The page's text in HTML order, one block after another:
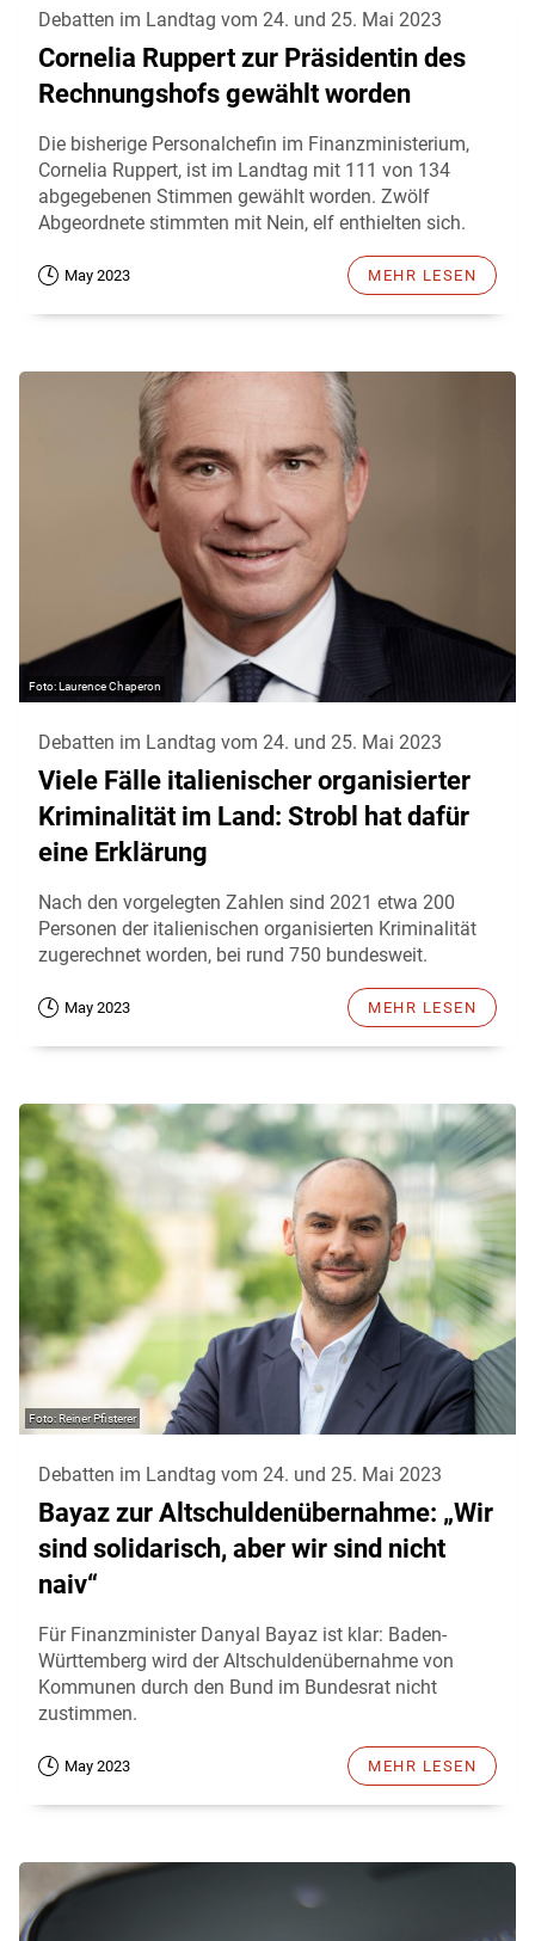
Debatten im Landtag vom 24. und 25. Mai 2023
Cornelia Ruppert zur Präsidentin des
Rechnungshofs gewählt worden
Die bisherige Personalchefin im Finanzministerium,
Cornelia Ruppert, ist im Landtag mit 111 von 134
abgegebenen Stimmen gewählt worden. Zwölf
Abgeordnete stimmten mit Nein, elf enthielten sich.
May 2023 MEHR LESEN
Laurence Chaperon
Debatten im Landtag vom 24. und 25. Mai 2023
Viele Fälle italienischer organisierter
Kriminalität im Land: Strobl hat dafür
eine Erklärung
Nach den vorgelegten Zahlen sind 2021 etwa 200
Personen der italienischen organisierten Kriminalität
zugerechnet worden, bei rund 750 bundesweit.
May 2023 MEHR LESEN
Reiner Pfisterer
Debatten im Landtag vom 24. und 25. Mai 2023
Bayaz zur Altschuldenübernahme: „Wir
sind solidarisch, aber wir sind nicht
naiv“
Für Finanzminister Danyal Bayaz ist klar: Baden-
Württemberg wird der Altschuldenübernahme von
Kommunen durch den Bund im Bundesrat nicht
zustimmen.
May 2023 MEHR LESEN